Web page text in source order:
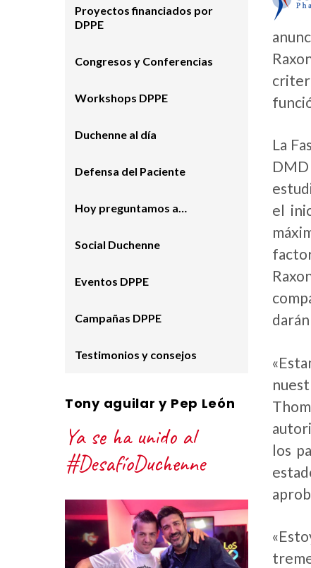
La
el
los
Proyectos financiados por
DPPE
Congresos y Conferencias
Workshops DPPE
Duchenne al día
Defensa del Paciente
Hoy preguntamos a…
Social Duchenne
Eventos DPPE
Campañas DPPE
Testimonios y consejos
Tony aguilar y Pep León
Ya se ha unido al
#DesafíoDuchenne